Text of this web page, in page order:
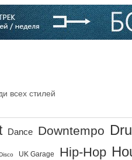
всех стилей
Dance Downtempo
UK Garage Hip-Hop